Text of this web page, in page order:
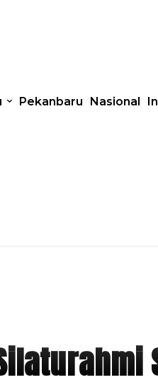
Pekanbaru Nasional